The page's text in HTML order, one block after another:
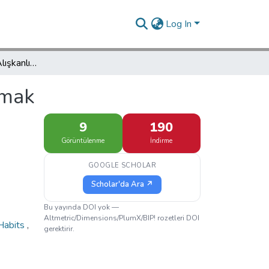
Log In
Çocuklara Okuma Alışkanlığı Kazandırmak
,
9
Görüntülenme
190
İndirme
GOOGLE SCHOLAR
Scholar'da Ara ↗
Bu yayında DOI yok —
Altmetric/Dimensions/PlumX/BIP! rozetleri DOI
gerektirir.